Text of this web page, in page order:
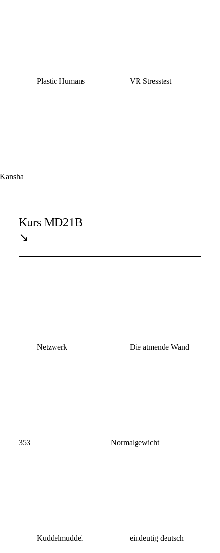
Plastic Humans VR Stresstest
Kansha
Kurs MD21B
↘
Netzwerk Die atmende Wand
353 Normalgewicht
Kuddelmuddel eindeutig deutsch